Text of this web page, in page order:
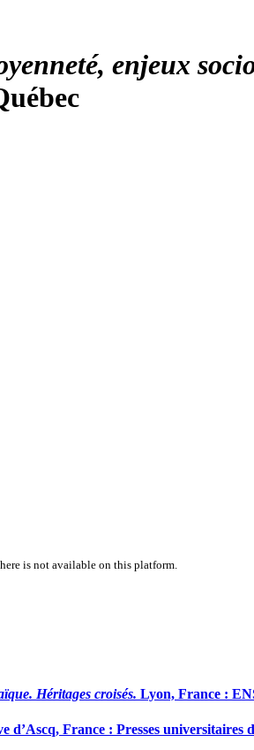
enjeux
is not available on this platform.
Héritages croisés. Lyon, France :
d’Ascq, France : Presses universitaires